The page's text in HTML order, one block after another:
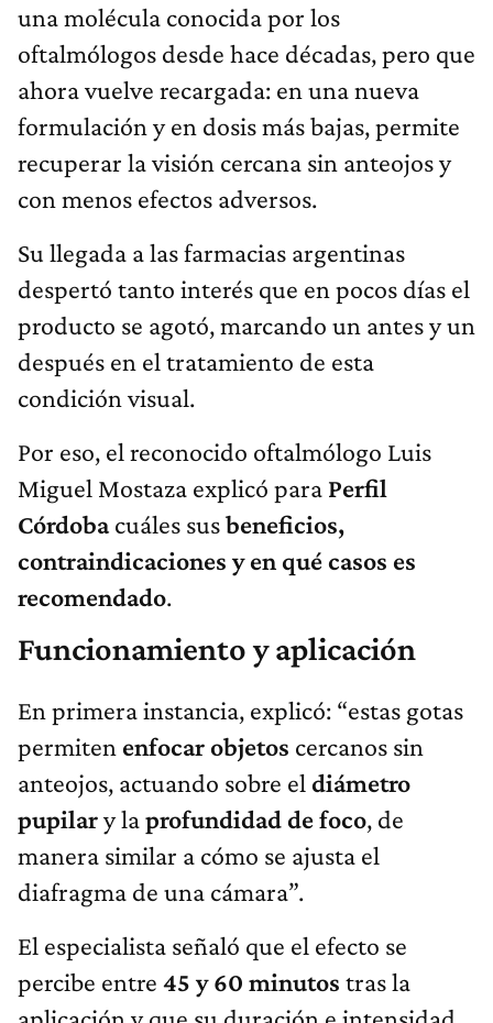
una molécula conocida por los
oftalmólogos desde hace décadas, pero que
ahora vuelve recargada: en una nueva
formulación y en dosis más bajas, permite
recuperar la visión cercana sin anteojos y
con menos efectos adversos.
Su llegada a las farmacias argentinas
despertó tanto interés que en pocos días el
producto se agotó, marcando un antes y un
después en el tratamiento de esta
condición visual.
Por eso, el reconocido oftalmólogo Luis
Miguel Mostaza explicó para Perfil
Córdobacuáles susbeneficios,
contraindicaciones y en qué casos es
recomendado.
Funcionamiento y aplicación
En primera instancia, explicó: “estas gotas
permiten enfocar objetos cercanos sin
anteojos, actuando sobre el diámetro
pupilary laprofundidad de foco, de
manera similar a cómo se ajusta el
diafragma de una cámara”.
El especialista señaló que el efecto se
percibe entre 45 y 60 minutos tras la